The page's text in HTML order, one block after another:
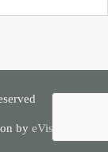
by eVisionThemes